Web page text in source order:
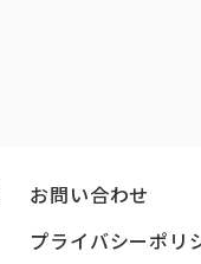
お問い合わせ
プライバシーポリ